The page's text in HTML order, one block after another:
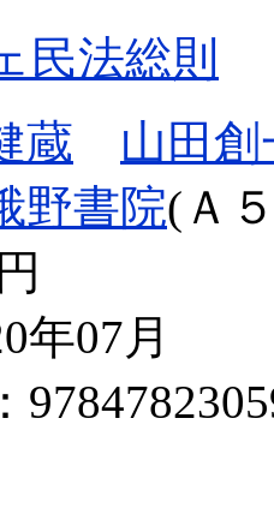
民法総則
蔵
山田創
野書院(Ａ
年07月